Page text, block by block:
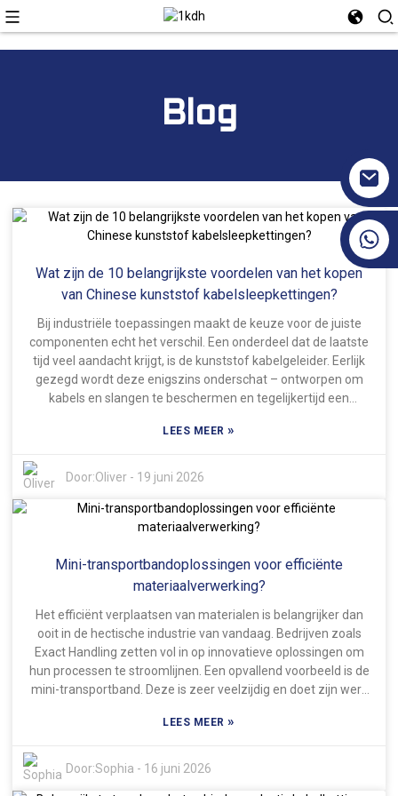
+86 17351130120
Blog
Wat zijn de 10 belangrijkste voordelen van het kopen
van Chinese kunststof kabelsleepkettingen?
Bij industriële toepassingen maakt de keuze voor de juiste
componenten echt het verschil. Een onderdeel dat de laatste
tijd veel aandacht krijgt, is de kunststof kabelgeleider. Eerlijk
gezegd wordt deze enigszins onderschat – ontworpen om
kabels en slangen te beschermen en tegelijkertijd een
te maken. Soms onderschatten bedrijven het belang hiervan
plaats van na te denken over de voordelen op lange termijn.
LEES MEER»
Door:Oliver - 19 juni 2026
Mini-transportbandoplossingen voor efficiënte
materiaalverwerking?
Het efficiënt verplaatsen van materialen is belangrijker dan
ooit in de hectische industrie van vandaag. Bedrijven zoals
Exact Handling zetten vol in op innovatieve oplossingen om
hun processen te stroomlijnen. Een opvallend voorbeeld is de
mini-transportband. Deze is zeer veelzijdig en doet zijn werk
soepel transport van materialen, waardoor workflows
De mini-transportband heeft echt veel voordelen. Hij is
superhandig omdat hij gemakkelijk in krappe ruimtes past –
LEES MEER»
Door:Sophia - 16 juni 2026